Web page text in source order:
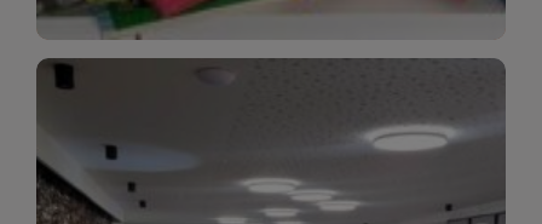
WIĘCEJ